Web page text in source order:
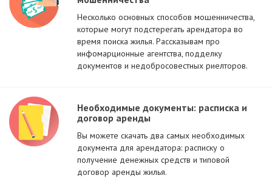
Несколько основных способов мошенничества,
которые могут подстерегать арендатора во
время поиска жилья. Рассказывам про
инфомарционные агентства, подделку
документов и недобросовестных риелторов.
Необходимые документы: расписка и
договор аренды
Вы можете скачать два самых необходимых
документа для арендатора: расписку о
получение денежных средств и типовой
договор аренды жилья.